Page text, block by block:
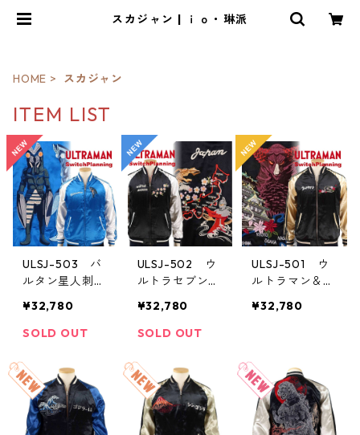
スカジャン | ｉｏ・琳派
HOME スカジャン
ITEM LIST
ULSJ-503 バ
ルタン星人刺繍
¥32,780
SOLD OUT
ULSJ-502 ウ
ルトラセブン＆
ジャン
¥32,780
SOLD OUT
ULSJ-501 ウ
ルトラマン＆ゴ
ャン
¥32,780